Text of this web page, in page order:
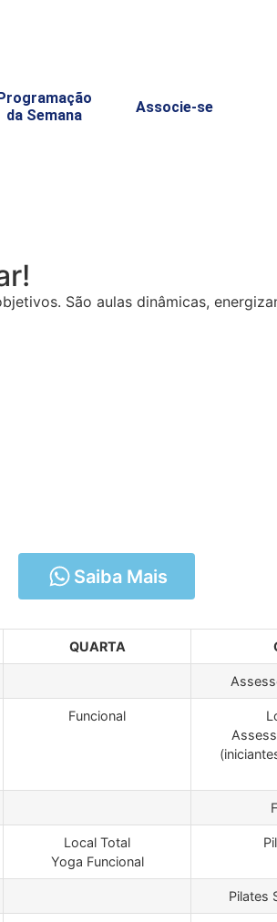
Programação
da Semana
Associe-se
São aulas dinâmicas,
Saiba Mais
QUARTA
Funcional
Local Total
Yoga Funcional
Pilates